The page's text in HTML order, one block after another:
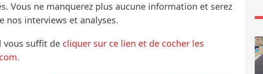
Vous ne manquerez plus aucune information et serez
nos interviews et analyses.
vous suffit de cliquer sur ce lien et de cocher les
.